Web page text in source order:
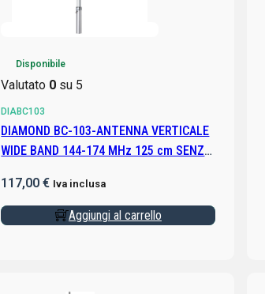
Disponibile
Valutato 0 su 5
DIABC103
DIAMOND BC-103-ANTENNA VERTICALE
WIDE BAND 144-174 MHz 125 cm SENZA
117,00€ Iva inclusa
Aggiungi al carrello